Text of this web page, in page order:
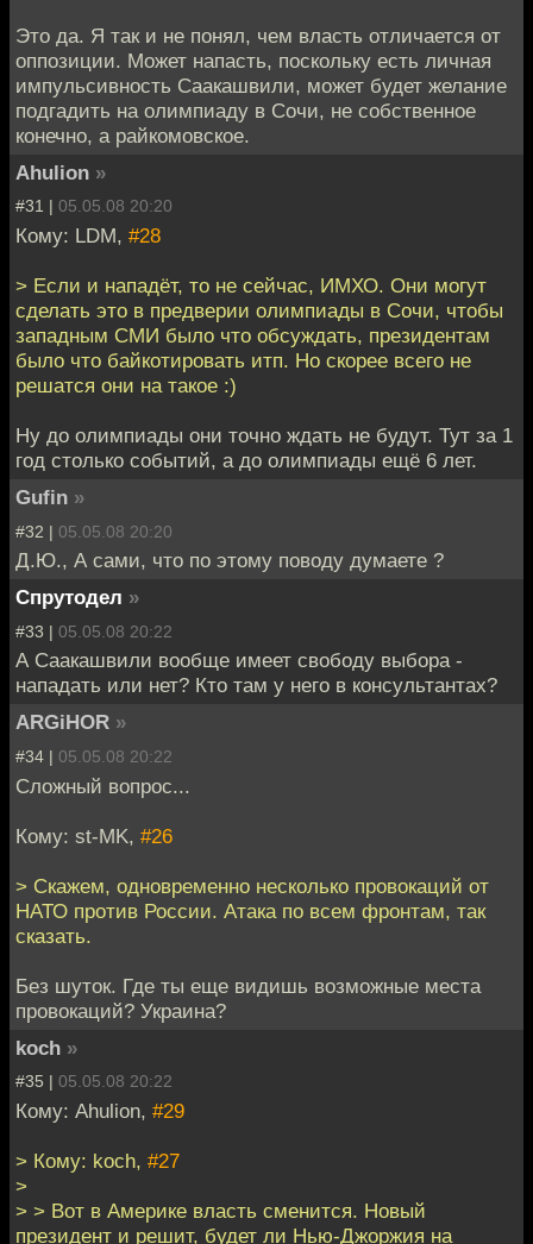
Это да. Я так и не понял, чем власть отличается от
оппозиции. Может напасть, поскольку есть личная
импульсивность Саакашвили, может будет желание
подгадить на олимпиаду в Сочи, не собственное
конечно, а райкомовское.
Ahulion »
#31 | 05.05.08 20:20
Кому: LDM, #28
> Если и нападёт, то не сейчас, ИМХО. Они могут
сделать это в предверии олимпиады в Сочи, чтобы
западным СМИ было что обсуждать, президентам
было что байкотировать итп. Но скорее всего не
решатся они на такое :)
Ну до олимпиады они точно ждать не будут. Тут за 1
год столько событий, а до олимпиады ещё 6 лет.
Gufin »
#32 | 05.05.08 20:20
Д.Ю., А сами, что по этому поводу думаете ?
Спрутодел »
#33 | 05.05.08 20:22
А Саакашвили вообще имеет свободу выбора -
нападать или нет? Кто там у него в консультантах?
ARGiHOR »
#34 | 05.05.08 20:22
Сложный вопрос...
Кому: st-MK, #26
> Скажем, одновременно несколько провокаций от
НАТО против России. Атака по всем фронтам, так
сказать.
Без шуток. Где ты еще видишь возможные места
провокаций? Украина?
koch »
#35 | 05.05.08 20:22
Кому: Ahulion, #29
> Кому: koch, #27
>
> > Вот в Америке власть сменится. Новый
президент и решит, будет ли Нью-Джоржия на